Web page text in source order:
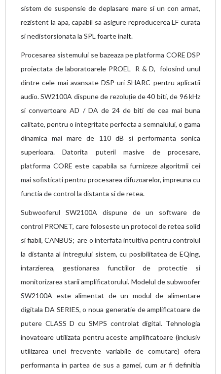
sistem de suspensie de deplasare mare si un con armat,
rezistent la apa, capabil sa asigure reproducerea LF curata
si nedistorsionata la SPL foarte inalt.
Procesarea sistemului se bazeaza pe platforma CORE DSP
proiectata de laboratoarele PROEL R & D, folosind unul
dintre cele mai avansate DSP-uri SHARC pentru aplicatii
audio. SW2100A dispune de rezoluție de 40 biti, de 96 kHz
si convertoare AD / DA de 24 de biti de cea mai buna
calitate, pentru o integritate perfecta a semnalului, o gama
dinamica mai mare de 110 dB si performanta sonica
superioara. Datorita puterii masive de procesare,
platforma CORE este capabila sa furnizeze algoritmii cei
mai sofisticati pentru procesarea difuzoarelor, impreuna cu
functia de control la distanta si de retea.
Subwooferul SW2100A dispune de un software de
control PRONET, care foloseste un protocol de retea solid
si fiabil, CANBUS; are o interfata intuitiva pentru controlul
la distanta al intregului sistem, cu posibilitatea de EQing,
intarzierea, gestionarea functiilor de protectie si
monitorizarea starii amplificatorului. Modelul de subwoofer
SW2100A este alimentat de un modul de alimentare
digitala DA SERIES, o noua generatie de amplificatoare de
putere CLASS D cu SMPS controlat digital. Tehnologia
inovatoare utilizata pentru aceste amplificatoare (inclusiv
utilizarea unei frecvente variabile de comutare) ofera
performanta in partea de sus a gamei, cum ar fi definitia